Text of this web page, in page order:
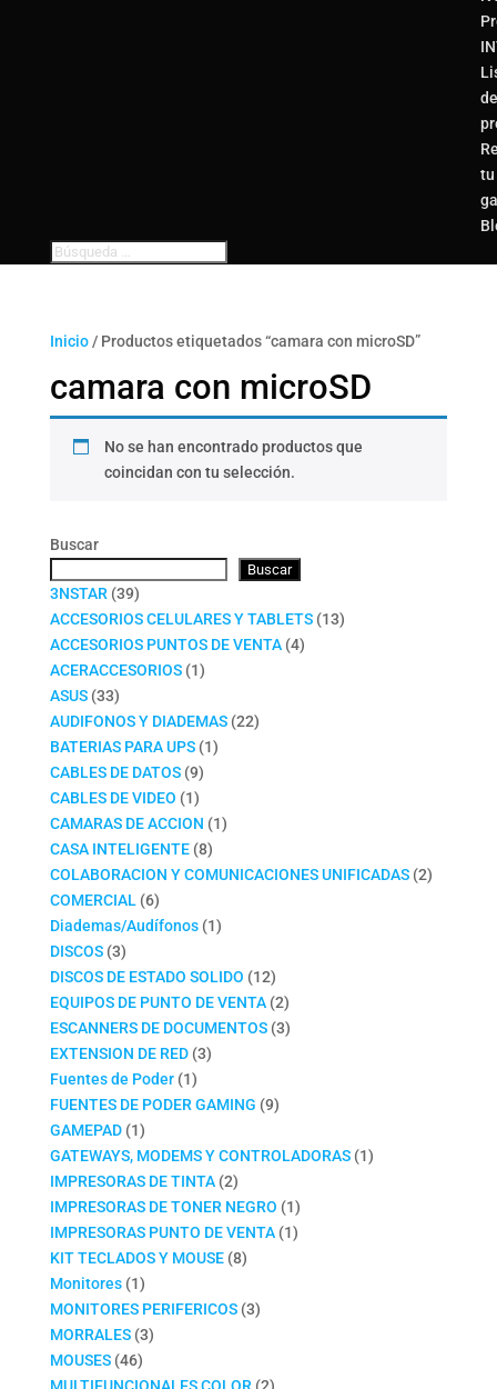
de
tu
Inicio/ Productos etiquetados “camara con microSD”
camara con microSD
No se han encontrado productos que
coincidan con tu selección.
Buscar
Buscar
3NSTAR 3939
productos
ACCESORIOS CELULARES Y TABLETS 1313
ACCESORIOS PUNTOS DE VENTA 44
ACERACCESORIOS 11
ASUS 3333
productos
AUDIFONOS Y DIADEMAS 2222
BATERIAS PARA UPS 11
CABLES DE DATOS 99
productos
CABLES DE VIDEO 11
producto
CAMARAS DE ACCION 11
CASA INTELIGENTE 88
productos
COLABORACION Y COMUNICACIONES UNIFICADAS 22
COMERCIAL 66
productos
Diademas/Audífonos 11
DISCOS 33
productos
DISCOS DE ESTADO SOLIDO 1212
productos
EQUIPOS DE PUNTO DE VENTA 22
productos
ESCANNERS DE DOCUMENTOS 33
EXTENSION DE RED 33
Fuentes de Poder 11
producto
FUENTES DE PODER GAMING 99
GAMEPAD 11
producto
GATEWAYS, MODEMS Y CONTROLADORAS 11
IMPRESORAS DE TINTA 22
productos
IMPRESORAS DE TONER NEGRO 11
producto
IMPRESORAS PUNTO DE VENTA 11
KIT TECLADOS Y MOUSE 88
Monitores 11
producto
MONITORES PERIFERICOS 33
MORRALES 33
MOUSES 4646
productos
2